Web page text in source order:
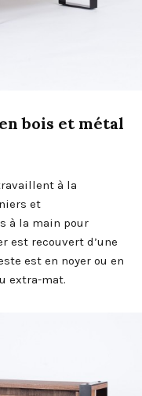
bois et métal
à la
et
à la main pour
est recouvert d’une
est en noyer ou en
extra-mat.